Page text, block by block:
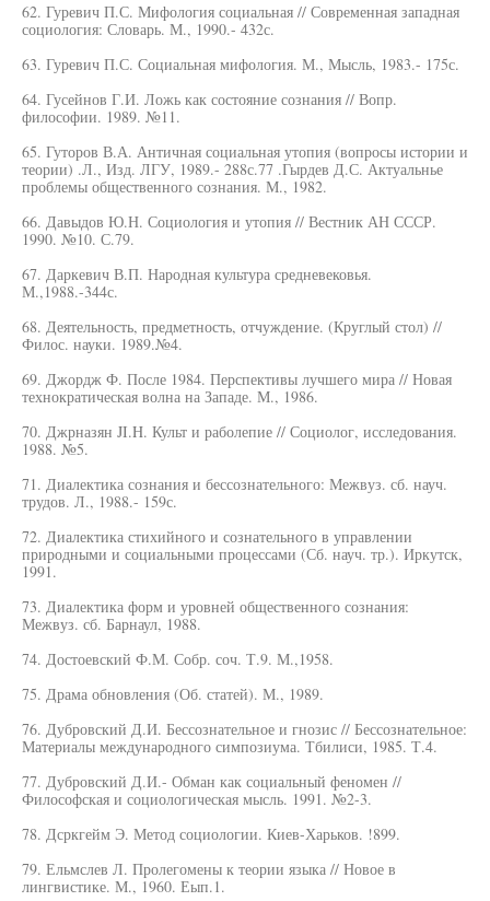
62. Гуревич П.С. Мифология социальная // Современная западная
социология: Словарь. М., 1990.- 432с.
63. Гуревич П.С. Социальная мифология. М., Мысль, 1983.- 175с.
64. Гусейнов Г.И. Ложь как состояние сознания // Вопр.
философии. 1989. №11.
65. Гуторов В.А. Античная социальная утопия (вопросы истории и
теории) .Л., Изд. ЛГУ, 1989.- 288с.77 .Гырдев Д.С. Актуальнье
проблемы общественного сознания. М., 1982.
66. Давыдов Ю.Н. Социология и утопия // Вестник АН СССР.
1990. №10. С.79.
67. Даркевич В.П. Народная культура средневековья.
М.,1988.-344с.
68. Деятельность, предметность, отчуждение. (Круглый стол) //
Филос. науки. 1989.№4.
69. Джордж Ф. После 1984. Перспективы лучшего мира // Новая
технократическая волна на Западе. М., 1986.
70. Джрназян JI.H. Культ и раболепие // Социолог, исследования.
1988. №5.
71. Диалектика сознания и бессознательного: Межвуз. сб. науч.
трудов. Л., 1988.- 159с.
72. Диалектика стихийного и сознательного в управлении
природными и социальными процессами (Сб. науч. тр.). Иркутск,
1991.
73. Диалектика форм и уровней общественного сознания:
Межвуз. сб. Барнаул, 1988.
74. Достоевский Ф.М. Собр. соч. Т.9. М.,1958.
75. Драма обновления (Об. статей). М., 1989.
76. Дубровский Д.И. Бессознательное и гнозис // Бессознательное:
Материалы международного симпозиума. Тбилиси, 1985. Т.4.
77. Дубровский Д.И.- Обман как социальный феномен //
Философская и социологическая мысль. 1991. №2-3.
78. Дсркгейм Э. Метод социологии. Киев-Харьков. !899.
79. Ельмслев Л. Пролегомены к теории языка // Новое в
лингвистике. М., 1960. Еып.1.